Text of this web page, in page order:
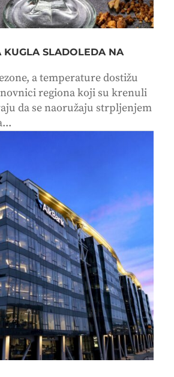
KUGLA SLADOLEDA NA
a temperature dostižu
regiona koji su krenuli
da se naoružaju strpljenjem